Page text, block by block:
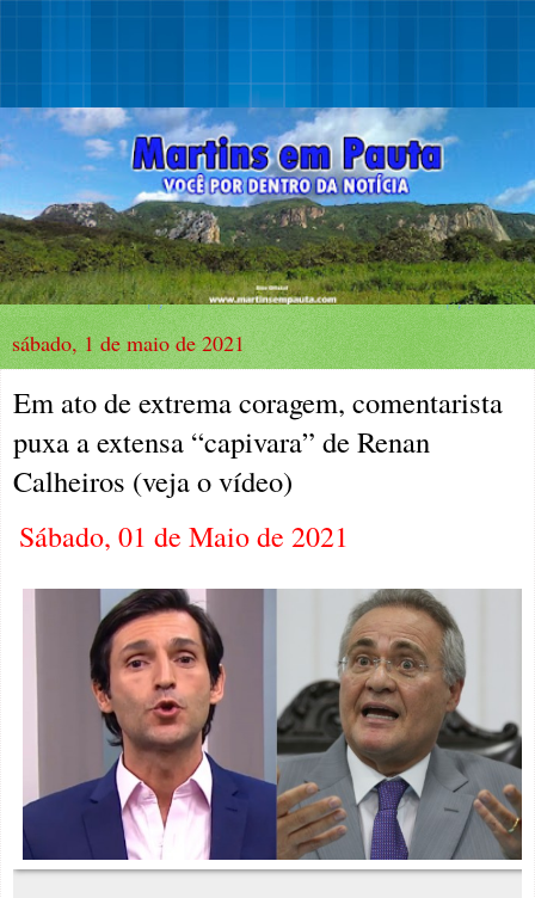
sábado, 1 de maio de 2021
Em ato de extrema coragem, comentarista
puxa a extensa “capivara” de Renan
Calheiros (veja o vídeo)
Sábado, 01 de Maio de 2021